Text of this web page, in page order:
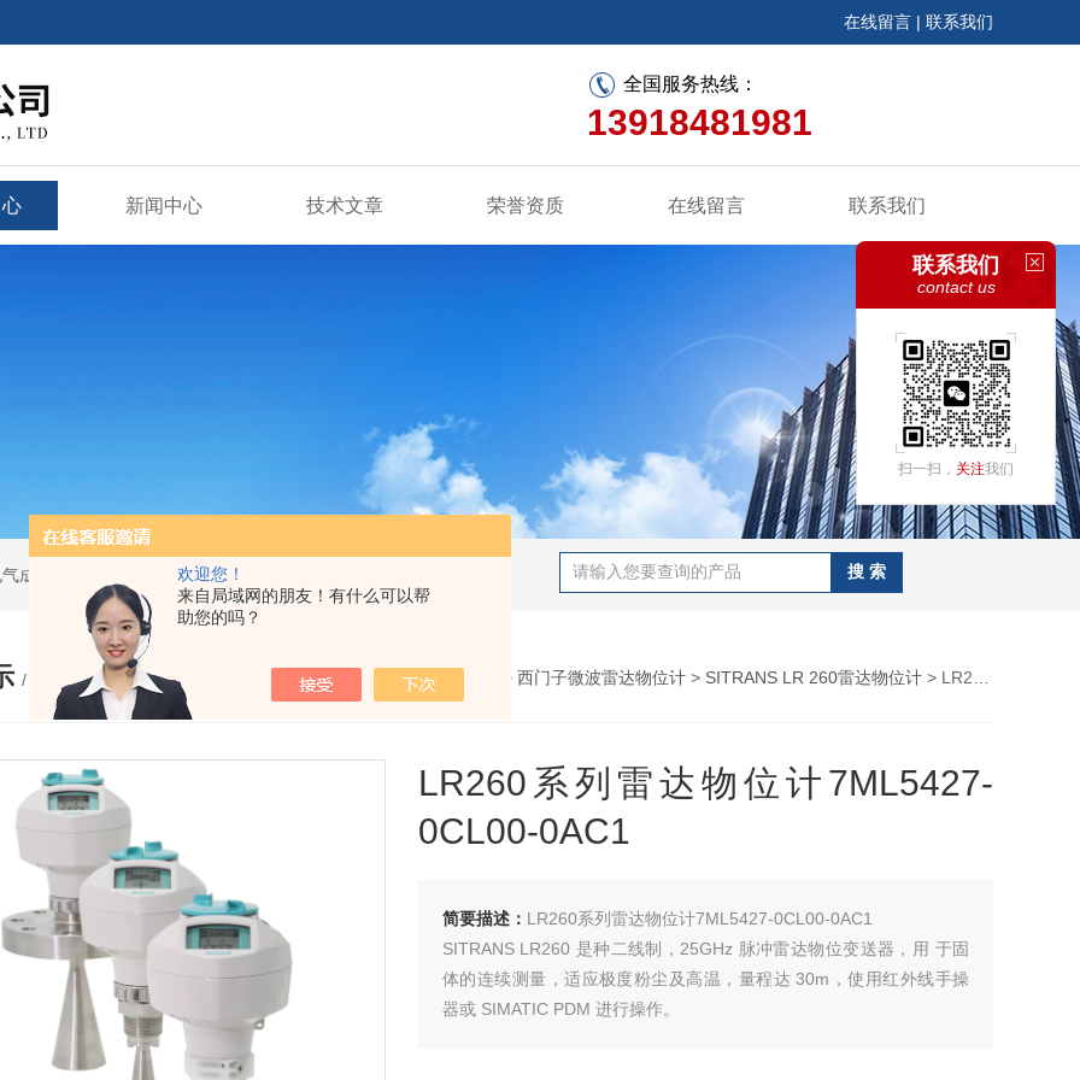
欢迎您！
来自局域网的朋友！有什么可以帮
助您的吗？
在线留言 | 联系我们
全国服务热线：
13918481981
新闻中心 技术文章 荣誉资质 在线留言 联系我们
成套设备
/ PRODUCTS 您的位置： 网站首页>产品展示 > 西门子微波雷达物位计 > SITRANS LR 260雷达物位计 > LR260系列雷达物位计7ML5427-0CL00-0AC1
LR260系列雷达物位计7ML5427-
0CL00-0AC1
简要描述： LR260系列雷达物位计7ML5427-0CL00-0AC1
SITRANS LR260 是种二线制，25GHz 脉冲雷达物位变送器，用 于固
体的连续测量，适应极度粉尘及高温，量程达 30m，使用红外线手操
器或 SIMATIC PDM 进行操作。
联系我们
contact us
扫一扫， 关注我们